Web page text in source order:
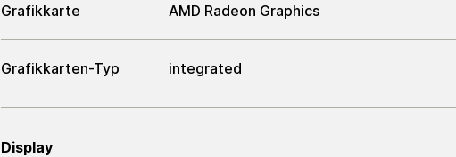
Grafikkarte AMD Radeon Graphics
Grafikkarten-Typ integrated
Display